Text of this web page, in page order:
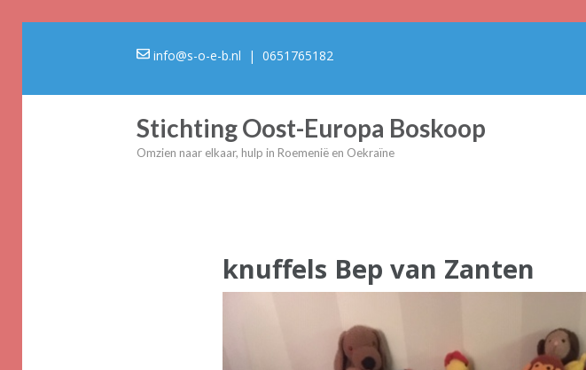
info@s-o-e-b.nl | 0651765182
Stichting Oost-Europa Boskoop
Omzien naar elkaar, hulp in Roemenië en Oekraïne
knuffels Bep van Zanten